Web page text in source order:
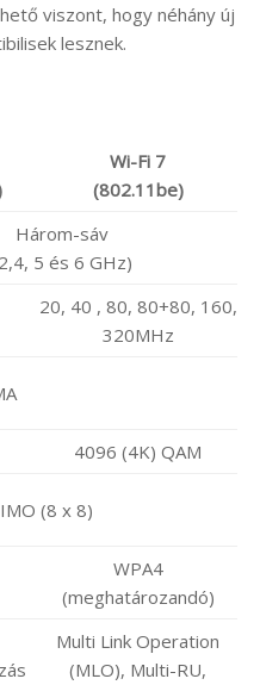
viszont, hogy néhány új
lesznek.
Wi-Fi 7
(802.11be)
Három-sáv
5 és 6 GHz)
20, 40 , 80, 80+80, 160,
320MHz
4096 (4K) QAM
(8 x 8)
WPA4
(meghatározandó)
Multi Link Operation
(MLO), Multi-RU,